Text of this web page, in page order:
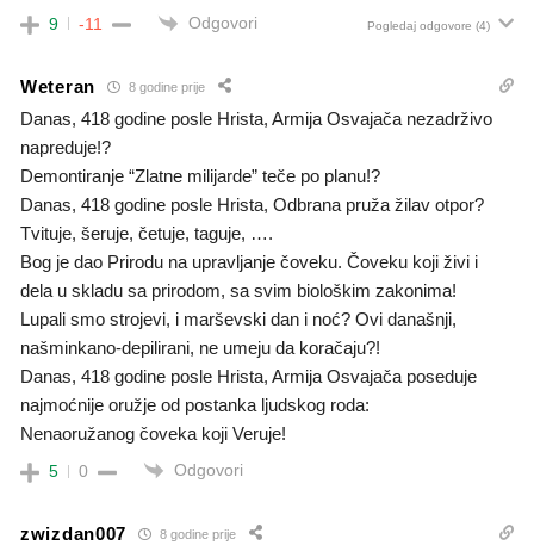
9 -11 Odgovori Pogledaj odgovore (4)
Weteran 8 godine prije
Danas, 418 godine posle Hrista, Armija Osvajača nezadrživo
napreduje!?
Demontiranje “Zlatne milijarde” teče po planu!?
Danas, 418 godine posle Hrista, Odbrana pruža žilav otpor?
Tvituje, šeruje, četuje, taguje, ….
Bog je dao Prirodu na upravljanje čoveku. Čoveku koji živi i
dela u skladu sa prirodom, sa svim biološkim zakonima!
Lupali smo strojevi, i marševski dan i noć? Ovi današnji,
našminkano-depilirani, ne umeju da koračaju?!
Danas, 418 godine posle Hrista, Armija Osvajača poseduje
najmoćnije oružje od postanka ljudskog roda:
Nenaoružanog čoveka koji Veruje!
5 0 Odgovori
zwizdan007 8 godine prije